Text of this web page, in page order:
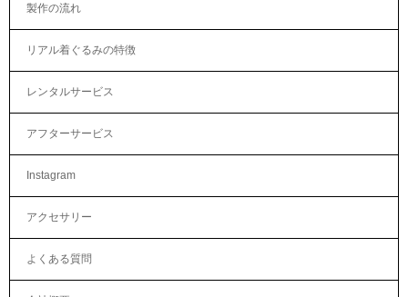
製作の流れ
リアル着ぐるみの特徴
レンタルサービス
アフターサービス
Instagram
アクセサリー
よくある質問